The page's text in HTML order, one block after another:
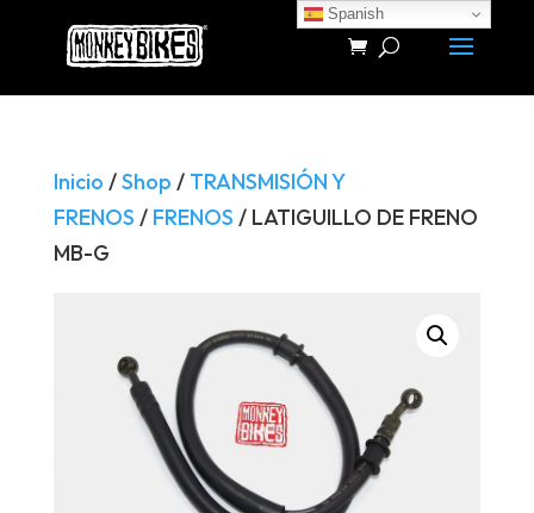
Búsqueda
productos
Inicio /Shop / TRANSMISIÓN Y
FRENOS / FRENOS / LATIGUILLO DE FRENO
MB-G
Spanish